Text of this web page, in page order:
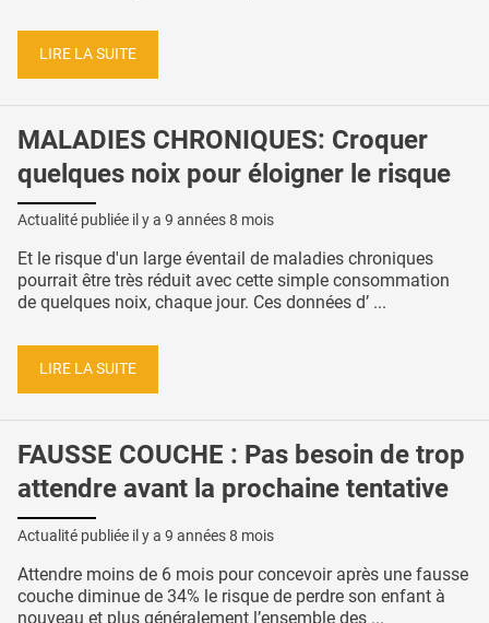
LIRE LA SUITE
MALADIES CHRONIQUES: Croquer
quelques noix pour éloigner le risque
Actualité publiée il y a 9 années 8 mois
Et le risque d'un large éventail de maladies chroniques
pourrait être très réduit avec cette simple consommation
de quelques noix, chaque jour. Ces données d’ ...
LIRE LA SUITE
FAUSSE COUCHE : Pas besoin de trop
attendre avant la prochaine tentative
Actualité publiée il y a 9 années 8 mois
Attendre moins de 6 mois pour concevoir après une fausse
couche diminue de 34% le risque de perdre son enfant à
nouveau et plus généralement l’ensemble des ...